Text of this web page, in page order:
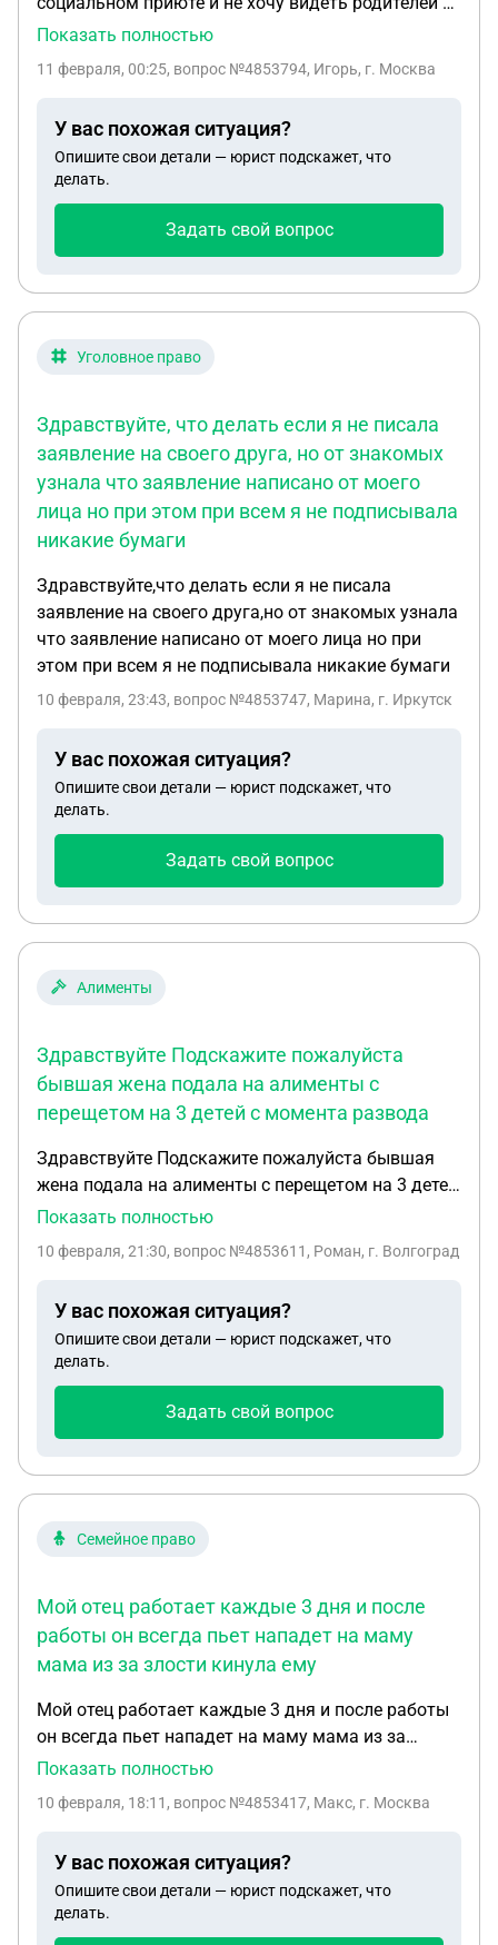
вступать с ними в контакт из-за избиений с их
устное собеседование, мать говорит что она
родителей если мне 15 лет ? И что мне делать
если мать хочет меня забрать а я не хочу ехать
домой (знаю много ошибок извините вопрос
Показать полностью
11 февраля, 00:25, вопрос №4853794, Игорь, г. Москва
У вас похожая ситуация?
Опишите свои детали — юрист подскажет, что
делать.
Задать свой вопрос
Уголовное право
Здравствуйте, что делать если я не писала
заявление на своего друга, но от знакомых
узнала что заявление написано от моего
лица но при этом при всем я не подписывала
никакие бумаги
Здравствуйте,что делать если я не писала
заявление на своего друга,но от знакомых узнала
что заявление написано от моего лица но при
этом при всем я не подписывала никакие бумаги
10 февраля, 23:43, вопрос №4853747, Марина, г. Иркутск
У вас похожая ситуация?
Опишите свои детали — юрист подскажет, что
делать.
Задать свой вопрос
Алименты
Здравствуйте Подскажите пожалуйста
бывшая жена подала на алименты с
перещетом на 3 детей с момента развода
Здравствуйте Подскажите пожалуйста бывшая
жена подала на алименты с перещетом на 3 детей
с момента развода развелись мы в 2022 году но
нет подтверждения что я выплачивал алименты
года после года проживания с ней я с 2023 года
делал ей ежемесячные плотяжи так как мы с ней
договорились устно Имеет ли она право подавать
участвовал в жизни детей.И как мне в этой
Показать полностью
10 февраля, 21:30, вопрос №4853611, Роман, г. Волгоград
У вас похожая ситуация?
Опишите свои детали — юрист подскажет, что
делать.
Задать свой вопрос
Семейное право
Мой отец работает каждые 3 дня и после
работы он всегда пьет нападет на маму
мама из за злости кинула ему
Мой отец работает каждые 3 дня и после работы
он всегда пьет нападет на маму мама из за
злости кинула ему стакан вниз но он кричал и
следующий работы он пил после школы я увидел
в лоб и в нос 2 кружки что делать если мне 11 лет
Показать полностью
10 февраля, 18:11 , вопрос №4853417, Макс, г. Москва
У вас похожая ситуация?
Опишите свои детали — юрист подскажет, что
делать.